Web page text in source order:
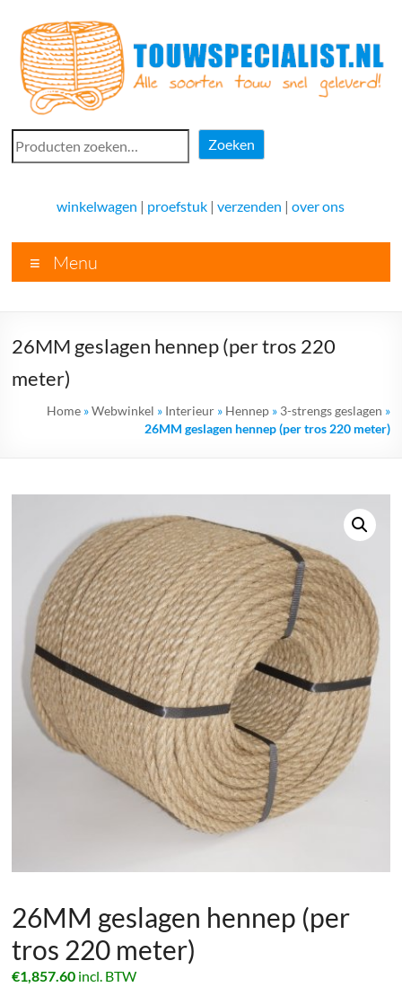
naar
inhoud
Touwspecialist.nl
voor
vele
soorten
goed
advies!
Zoeken
Zoeken
winkelwagen | proefstuk |verzenden |over ons
Menu
26MM geslagen hennep (per tros 220
meter)
Home»Webwinkel » Interieur» Hennep» 3-strengs geslagen »
26MM geslagen hennep (per tros 220 meter)
26MM geslagen hennep (per
tros 220 meter)
€1,857.60 incl. BTW